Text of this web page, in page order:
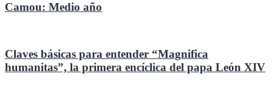
Camou: Medio año
Claves básicas para entender “Magnifica
humanitas”, la primera encíclica del papa León XIV